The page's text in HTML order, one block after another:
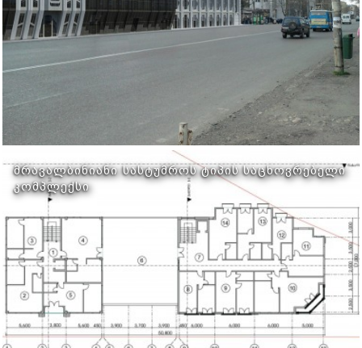
ᲛᲠᲐᲕᲐᲚᲑᲘᲜᲘᲐᲜᲘ ᲡᲐᲡᲢᲣᲛᲠᲝᲡ ᲢᲘᲞᲘᲡ ᲡᲐᲪᲮᲝᲕᲠᲔᲑᲔᲚᲘ
ᲙᲝᲛᲞᲚᲔᲥᲡᲘ